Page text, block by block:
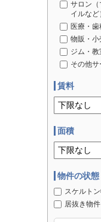
サロン（
イルなど
医療・
物販・小
ジム・
その他
賃料
面積
物件の状態
スケルト
居抜き物件